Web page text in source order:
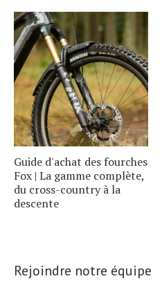
Guide d'achat des fourches
Fox | La gamme complète,
du cross-country à la
descente
Rejoindre notre équipe